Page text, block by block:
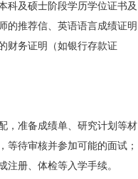
科及硕士阶段学历学位证书及
的推荐信、英语语言成绩证明
财务证明（如银行存款证
，准备成绩单、研究计划等材
等待审核并参加可能的面试；
册、体检等入学手续。